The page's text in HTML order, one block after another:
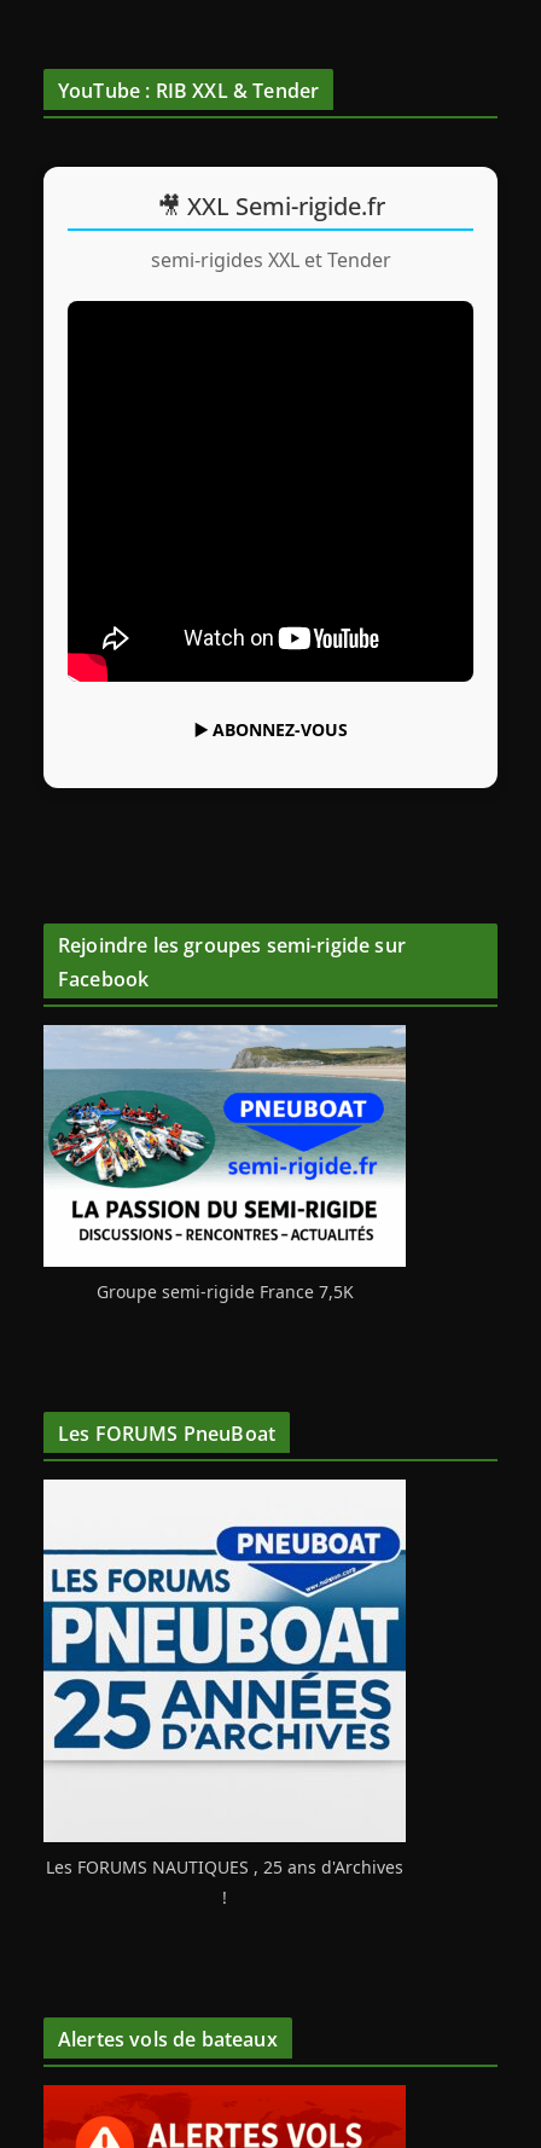
YouTube : RIB XXL & Tender
🎥 XXL Semi-rigide.fr
semi-rigides XXL et Tender
▶️ ABONNEZ-VOUS
Rejoindre les groupes semi-rigide sur
Facebook
Groupe semi-rigide France 7,5K
Les FORUMS PneuBoat
Les FORUMS NAUTIQUES , 25 ans d'Archives
!
Alertes vols de bateaux